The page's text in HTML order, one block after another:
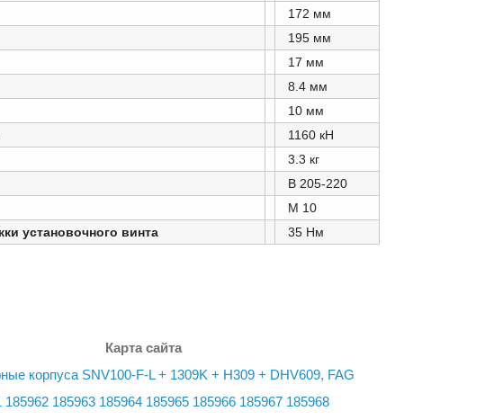
172 мм
195 мм
17 мм
8.4 мм
10 мм
1160 кН
3.3 кг
B 205-220
M 10
установочного винта
35 Нм
Карта сайта
корпуса SNV100-F-L + 1309K + H309 + DHV609, FAG
185962 185963 185964 185965 185966 185967 185968